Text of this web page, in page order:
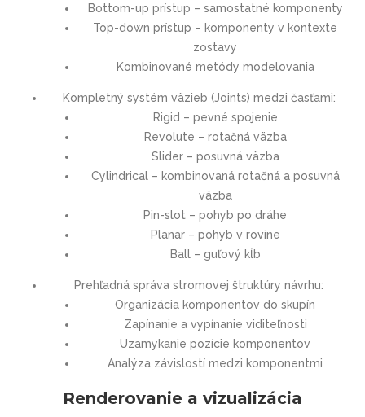
Bottom-up prístup – samostatné komponenty
Top-down prístup – komponenty v kontexte
zostavy
Kombinované metódy modelovania
Kompletný systém väzieb (Joints) medzi časťami:
Rigid – pevné spojenie
Revolute – rotačná väzba
Slider – posuvná väzba
Cylindrical – kombinovaná rotačná a posuvná
väzba
Pin-slot – pohyb po dráhe
Planar – pohyb v rovine
Ball – guľový kĺb
Prehľadná správa stromovej štruktúry návrhu:
Organizácia komponentov do skupín
Zapínanie a vypínanie viditeľnosti
Uzamykanie pozície komponentov
Analýza závislostí medzi komponentmi
Renderovanie a vizualizácia